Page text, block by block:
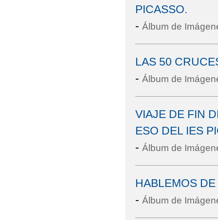
PICASSO.
- Álbum de
LAS 50
- Álbum de
VIAJE DE FIN
ESO DEL IES
- Álbum de
HABLEMOS
- Álbum de